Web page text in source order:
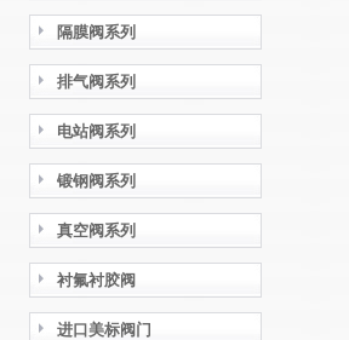
隔膜阀系列
排气阀系列
电站阀系列
锻钢阀系列
真空阀系列
衬氟衬胶阀
进口美标阀门